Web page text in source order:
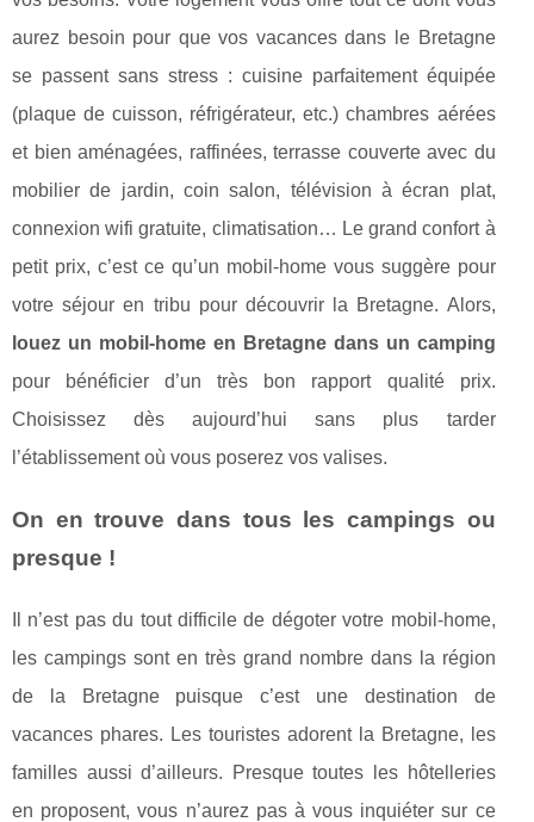
aurez besoin pour que vos vacances dans le Bretagne
se passent sans stress : cuisine parfaitement équipée
(plaque de cuisson, réfrigérateur, etc.) chambres aérées
et bien aménagées, raffinées, terrasse couverte avec du
mobilier de jardin, coin salon, télévision à écran plat,
connexion wifi gratuite, climatisation… Le grand confort à
petit prix, c’est ce qu’un mobil-home vous suggère pour
votre séjour en tribu pour découvrir la Bretagne. Alors,
louez un mobil-home en Bretagne dans un camping
pour bénéficier d’un très bon rapport qualité prix.
Choisissez dès aujourd’hui sans plus tarder
l’établissement où vous poserez vos valises.
On en trouve dans tous les campings ou
presque !
Il n’est pas du tout difficile de dégoter votre mobil-home,
les campings sont en très grand nombre dans la région
de la Bretagne puisque c’est une destination de
vacances phares. Les touristes adorent la Bretagne, les
familles aussi d’ailleurs. Presque toutes les hôtelleries
en proposent, vous n’aurez pas à vous inquiéter sur ce